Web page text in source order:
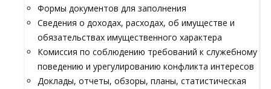
Формы документов для заполнения
Сведения о доходах, расходах, об имуществе и
обязательствах имущественного характера
Комиссия по соблюдению требований к служебному
поведению и урегулированию конфликта интересов
Доклады, отчеты, обзоры, планы, статистическая